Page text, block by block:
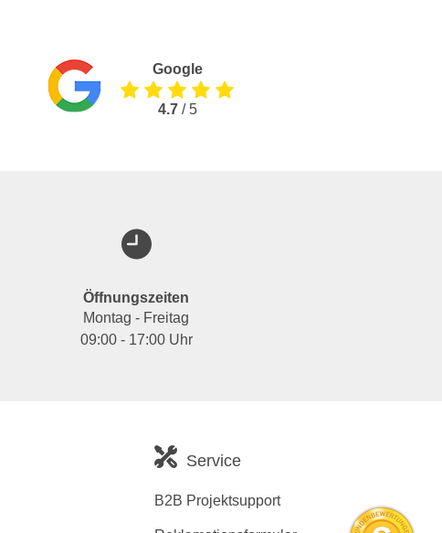
Google
4.7/ 5
Öffnungszeiten
Montag - Freitag
09:00 - 17:00 Uhr
Service
B2B Projektsupport